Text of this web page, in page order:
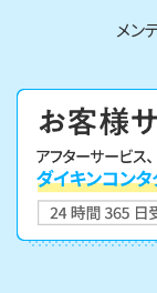
メン